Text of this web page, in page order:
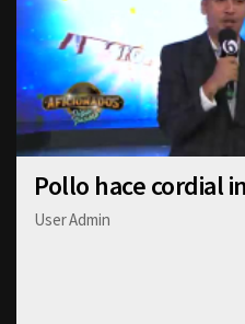
Pollo hace cordial
User Admin